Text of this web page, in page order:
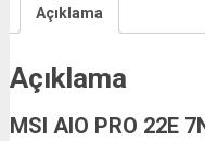
Açıklama
Açıklama
MSI AIO PRO 22E